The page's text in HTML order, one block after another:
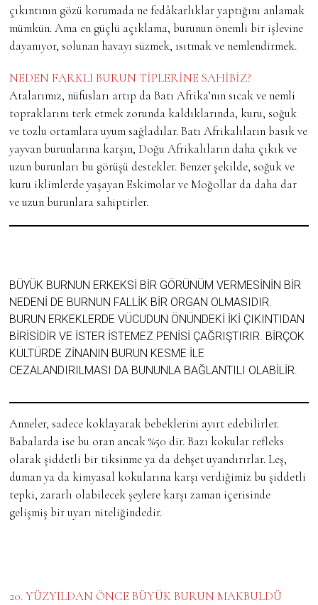
çıkıntının gözü korumada ne fedâkarlıklar yaptığını anlamak
mümkün. Ama en güçlü açıklama, burunun önemli bir işlevine
dayanıyor, solunan havayı süzmek, ısıtmak ve nemlendirmek.
NEDEN FARKLI BURUN TİPLERİNE SAHİBİZ?
Atalarımız, nüfusları artıp da Batı Afrika’nın sıcak ve nemli
topraklarını terk etmek zorunda kaldıklarında, kuru, soğuk
ve tozlu ortamlara uyum sağladılar. Batı Afrikalıların basık ve
yayvan burunlarına karşın, Doğu Afrikalıların daha çıkık ve
uzun burunları bu görüşü destekler. Benzer şekilde, soğuk ve
kuru iklimlerde yaşayan Eskimolar ve Moğollar da daha dar
ve uzun burunlara sahiptirler.
BÜYÜK BURNUN ERKEKSI BIR GÖRÜNÜM VERMESININ BIR
NEDENI DE BURNUN FALLIK BIR ORGAN OLMASIDIR.
BURUN ERKEKLERDE VÜCUDUN ÖNÜNDEKI IKI ÇIKINTIDAN
BIRISIDIR VE ISTER ISTEMEZ PENISI ÇAĞRIŞTIRIR. BIRÇOK
KÜLTÜRDE ZINANIN BURUN KESME ILE
CEZALANDIRILMASI DA BUNUNLA BAĞLANTILI OLABILIR.
Anneler, sadece koklayarak bebeklerini ayırt edebilirler.
Babalarda ise bu oran ancak %50 dir. Bazı kokular refleks
olarak şiddetli bir tiksinme ya da dehşet uyandırırlar. Leş,
duman ya da kimyasal kokularına karşı verdiğimiz bu şiddetli
tepki, zararlı olabilecek şeylere karşı zaman içerisinde
gelişmiş bir uyarı niteliğindedir.
20. YÜZYILDAN ÖNCE BÜYÜK BURUN MAKBULDÜ